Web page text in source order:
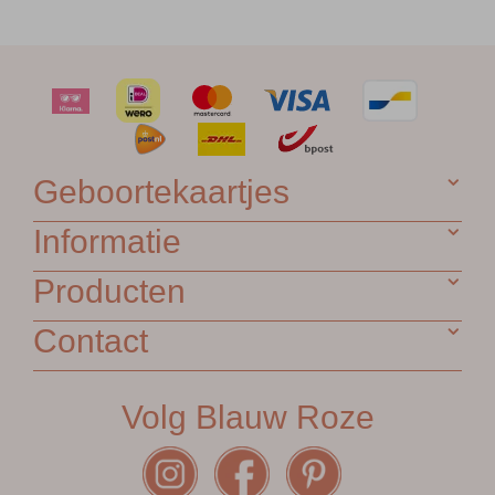
Geboortekaartjes
Informatie
Producten
Contact
Volg Blauw Roze